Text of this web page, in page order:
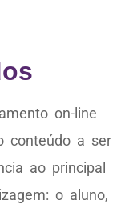
on-line
conteúdo a ser
ao principal
o aluno,